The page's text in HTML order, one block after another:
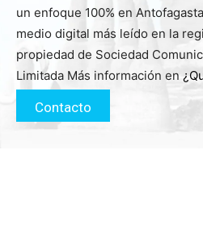
un enfoque 100% en
medio digital más leído en la
propiedad de Sociedad
Limitada Más información en
Contacto